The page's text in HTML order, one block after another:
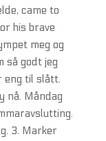
came to
his brave
meg og
så godt jeg
eng til slått.
nå. Måndag
3. Marker